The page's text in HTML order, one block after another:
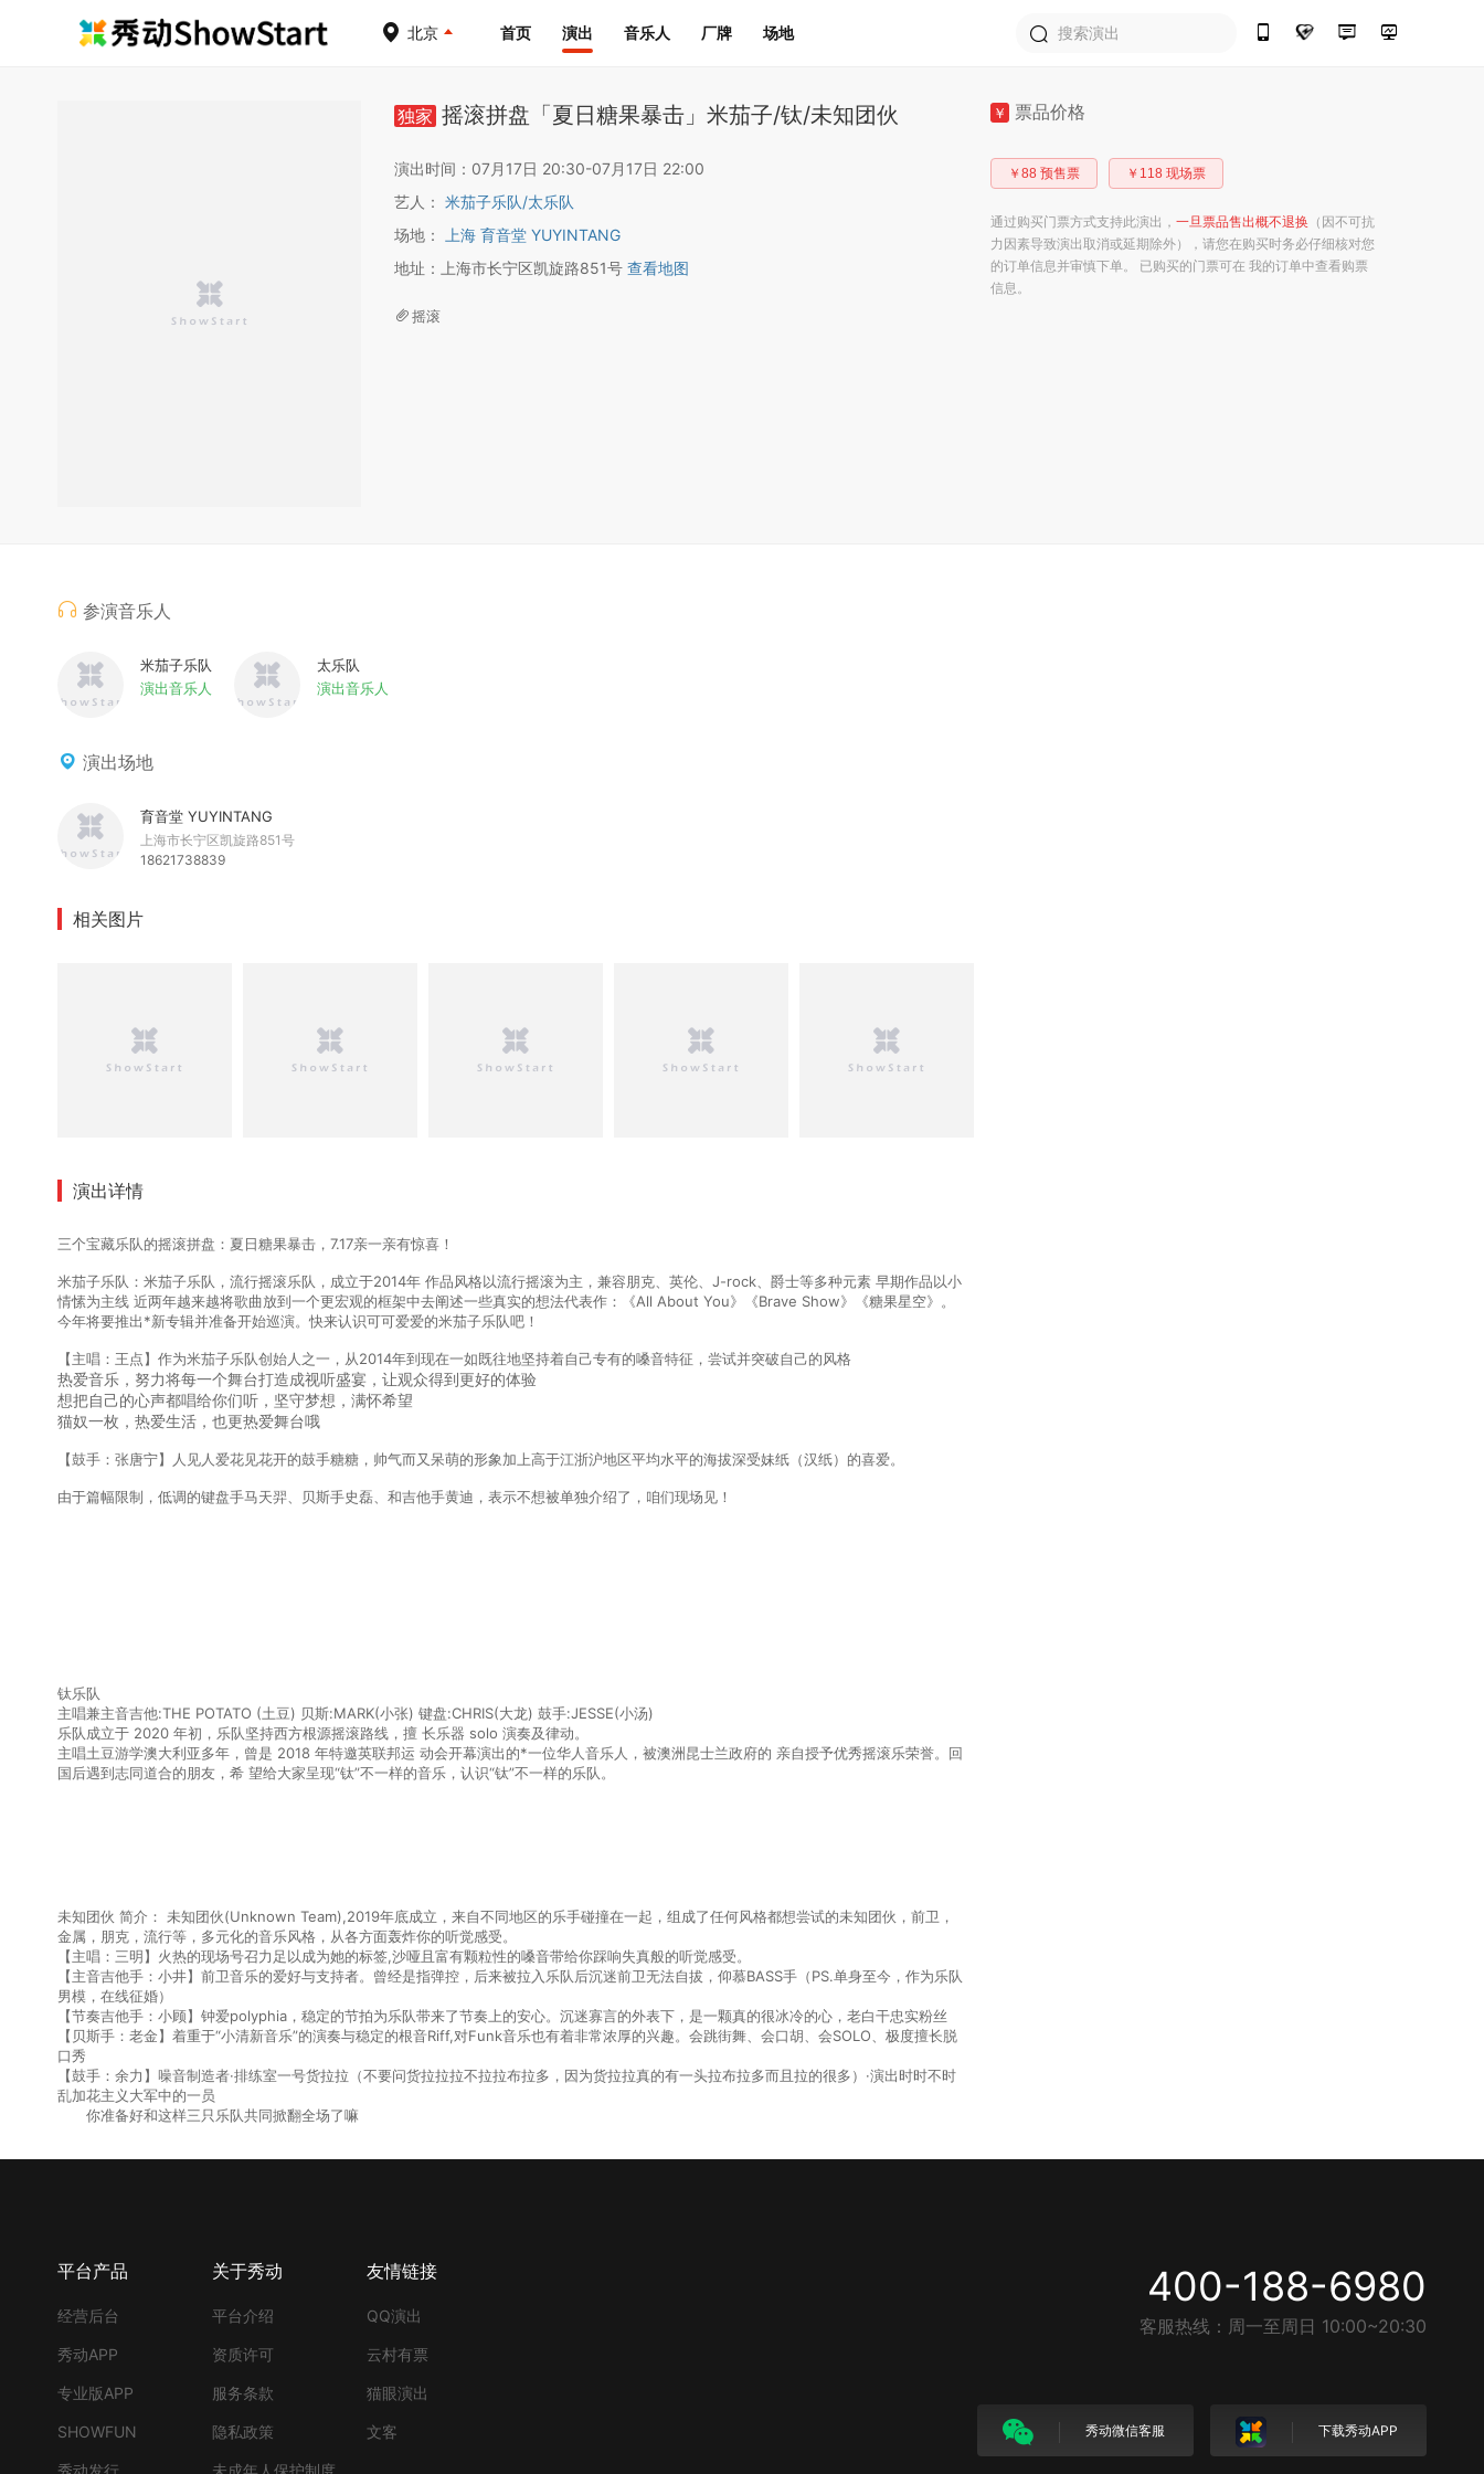
北京 首页 演出 音乐人 厂牌 场地
独家 摇滚拼盘「夏日糖果暴击」米茄子/钛/未知团伙
演出时间：07月17日 20:30-07月17日 22:00
艺人： 米茄子乐队/太乐队
场地：
上海 育音堂 YUYINTANG
地址：上海市长宁区凯旋路851号 查看地图
摇滚
￥ 票品价格
￥88 预售票 ￥118 现场票
通过购买门票方式支持此演出， 一旦票品售出概不退换 （因不可抗
力因素导致演出取消或延期除外），请您在购买时务必仔细核对您
的订单信息并审慎下单。 已购买的门票可在 我的订单中查看购票
信息。
参演音乐人
米茄子乐队
演出音乐人
太乐队
演出音乐人
演出场地
育音堂 YUYINTANG
上海市长宁区凯旋路851号
18621738839
相关图片
演出详情
三个宝藏乐队的摇滚拼盘：夏日糖果暴击，7.17亲一亲有惊喜！
米茄子乐队：米茄子乐队，流行摇滚乐队，成立于2014年 作品风格以流行摇滚为主，兼容朋克、英伦、J-rock、爵士等多种元素 早期作品以小
情愫为主线 近两年越来越将歌曲放到一个更宏观的框架中去阐述一些真实的想法代表作：《All About You》《Brave Show》《糖果星空》。
今年将要推出*新专辑并准备开始巡演。快来认识可可爱爱的米茄子乐队吧！
【主唱：王点】作为米茄子乐队创始人之一，从2014年到现在一如既往地坚持着自己专有的嗓音特征，尝试并突破自己的风格
热爱音乐，努力将每一个舞台打造成视听盛宴，让观众得到更好的体验
想把自己的心声都唱给你们听，坚守梦想，满怀希望
猫奴一枚，热爱生活，也更热爱舞台哦
【鼓手：张唐宁】人见人爱花见花开的鼓手糖糖，帅气而又呆萌的形象加上高于江浙沪地区平均水平的海拔深受妹纸（汉纸）的喜爱。
由于篇幅限制，低调的键盘手马天羿、贝斯手史磊、和吉他手黄迪，表示不想被单独介绍了，咱们现场见！
钛乐队
主唱兼主音吉他:THE POTATO (土豆) ⻉斯:MARK(小张) 键盘:CHRIS(大⻰) 鼓手:JESSE(小汤)
乐队成立于 2020 年初，乐队坚持⻄方根源摇滚路线，擅 ⻓乐器 solo 演奏及律动。
主唱土豆游学澳大利亚多年，曾是 2018 年特邀英联邦运 动会开幕演出的*一位华人音乐人，被澳洲昆士兰政府的 亲自授予优秀摇滚乐荣誉。回
国后遇到志同道合的朋友，希 望给大家呈现“钛”不一样的音乐，认识“钛”不一样的乐队。
未知团伙 简介： 未知团伙(Unknown Team),2019年底成立，来自不同地区的乐手碰撞在一起，组成了任何风格都想尝试的未知团伙，前卫，
金属，朋克，流行等，多元化的音乐风格，从各方面轰炸你的听觉感受。
【主唱：三明】火热的现场号召力足以成为她的标签,沙哑且富有颗粒性的嗓音带给你踩响失真般的听觉感受。
【主音吉他手：小井】前卫音乐的爱好与支持者。曾经是指弹控，后来被拉入乐队后沉迷前卫无法自拔，仰慕BASS手（PS.单身至今，作为乐队
男模，在线征婚）
【节奏吉他手：小顾】钟爱polyphia，稳定的节拍为乐队带来了节奏上的安心。沉迷寡言的外表下，是一颗真的很冰冷的心，老白干忠实粉丝
【贝斯手：老金】着重于“小清新音乐”的演奏与稳定的根音Riff,对Funk音乐也有着非常浓厚的兴趣。会跳街舞、会口胡、会SOLO、极度擅长脱
口秀
【鼓手：余力】噪音制造者·排练室一号货拉拉（不要问货拉拉拉不拉拉布拉多，因为货拉拉真的有一头拉布拉多而且拉的很多）·演出时时不时
乱加花主义大军中的一员
你准备好和这样三只乐队共同掀翻全场了嘛
平台产品
经营后台
秀动APP
专业版APP
SHOWFUN
秀动发行
关于秀动
平台介绍
资质许可
服务条款
隐私政策
未成年人保护制度
友情链接
QQ演出
云村有票
猫眼演出
文客
400-188-6980
客服热线：周一至周日 10:00~20:30
秀动微信客服 下载秀动APP